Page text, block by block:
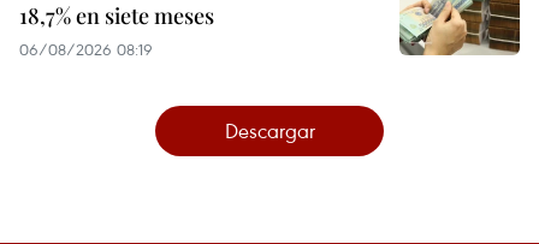
18,7% en siete meses
06/08/2026 08:19
Descargar